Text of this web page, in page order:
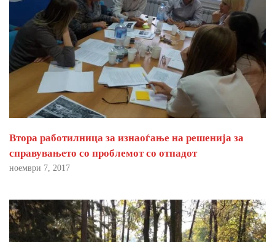
Втора работилница за изнаоѓање на решенија за
справувањето со проблемот со отпадот
ноември 7, 2017